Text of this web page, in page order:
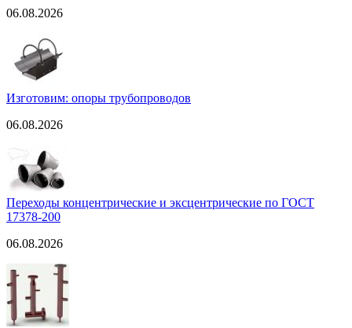
06.08.2026
Изготовим: опоры трубопроводов
06.08.2026
Переходы концентрические и эксцентрические по ГОСТ
17378-200
06.08.2026